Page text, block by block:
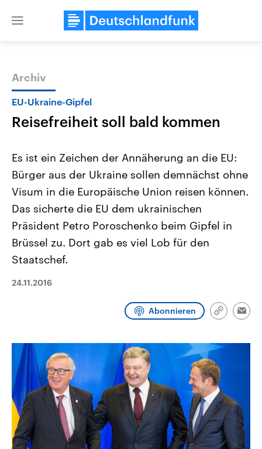
Close
Themen
Landtagswahl Sachsen-Anhalt
2026
Alle Informationen
Sachsen-Anhalt wählt am 6.
September 2026 einen neuen
Landtag. Seit 2021 wird das
Bundesland von einer Koalition aus
Umfragen, Prognosen,
Wahlprogramme, aktuelle Berichte
und Kandidaten der anstehenden
USA
Aktuelle Beiträge,
Hintergründe
Wirtschaftlich und
gehören die Vereinigten
Archiv
EU-Ukraine-Gipfel
Reisefreiheit soll bald kommen
Es ist ein Zeichen der Annäherung an die EU:
Bürger aus der Ukraine sollen demnächst ohne
Visum in die Europäische Union reisen können.
Das sicherte die EU dem ukrainischen
Präsident Petro Poroschenko beim Gipfel in
Brüssel zu. Dort gab es viel Lob für den
Staatschef.
24.11.2016
Abonnieren
Link